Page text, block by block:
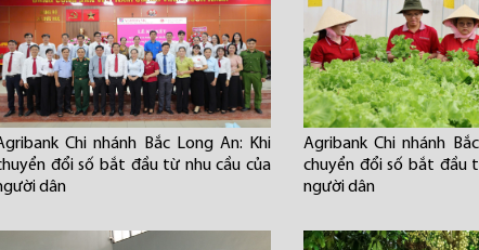
Chi nhánh Bắc Long An: Khi
đổi số bắt đầu từ nhu cầu của
dân
Agribank Chi nhánh
chuyển đổi số bắt đầu
người dân